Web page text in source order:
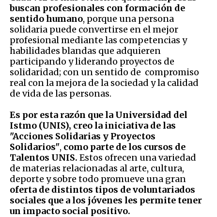
buscan profesionales con formación de
sentido humano, porque una persona
solidaria puede convertirse en el mejor
profesional mediante las competencias y
habilidades blandas que adquieren
participando y liderando proyectos de
solidaridad; con un sentido de compromiso
real con la mejora de la sociedad y la calidad
de vida de las personas.
Es por esta razón que la Universidad del
Istmo (UNIS), creo la iniciativa de las
"Acciones Solidarias y Proyectos
Solidarios", como parte de los cursos de
Talentos UNIS. Estos ofrecen una variedad
de materias relacionadas al arte, cultura,
deporte y sobre todo promueve una gran
oferta de distintos tipos de voluntariados
sociales que a los jóvenes les permite tener
un impacto social positivo.